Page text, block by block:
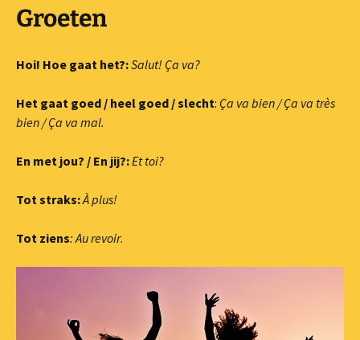
Groeten
Hoi! Hoe gaat het?:Salut! Ça va?
Het gaat goed / heel goed / slecht: Ça va bien /Ça va très
bien /Ça va mal.
En met jou? / En jij?:Et toi?
Tot straks:À plus!
Tot ziens: Au revoir.